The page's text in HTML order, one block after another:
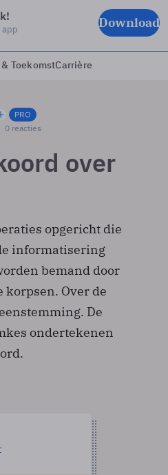
app Download
& ToekomstCarrière
PRO
0 reacties
over
opgericht die
informatisering
bemand door
korpsen. Over de
De
ondertekenen